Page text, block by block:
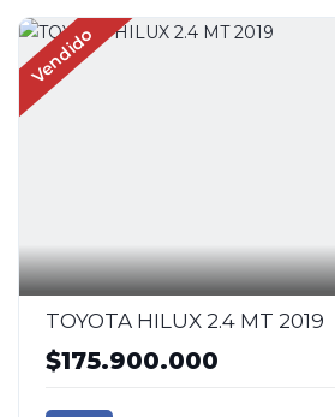
Vendido
TOYOTA HILUX 2.4 MT 2019
$175.900.000